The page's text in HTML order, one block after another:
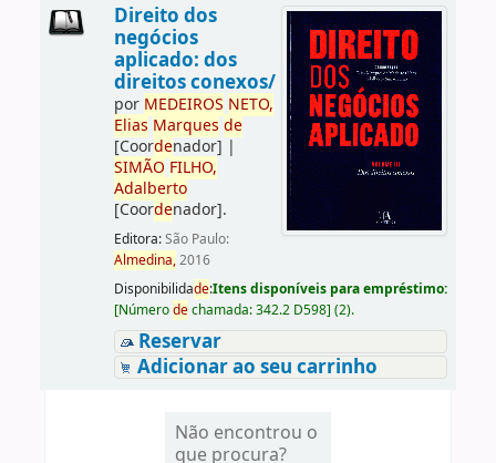
Direito dos
negócios
aplicado: dos
direitos conexos/
por MEDEIROS NETO,
Elias Marques de
[Coordenador] |
SIMÃO FILHO,
Adalberto
[Coordenador].
Editora:São Paulo:
Almedina,2016
Disponibilidade:Itens disponíveis para empréstimo:
[Númerodechamada:342.2 D598] (2).
Reservar
Adicionar ao seu carrinho
Não encontrou o
que procura?